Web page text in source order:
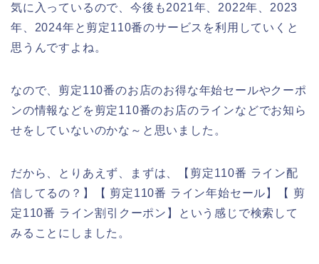
気に入っているので、今後も2021年、2022年、2023
年、2024年と剪定110番のサービスを利用していくと
思うんですよね。
なので、剪定110番のお店のお得な年始セールやクーポ
ンの情報などを剪定110番のお店のラインなどでお知ら
せをしていないのかな～と思いました。
だから、とりあえず、まずは、【剪定110番 ライン配
信してるの？】【 剪定110番 ライン年始セール】【 剪
定110番 ライン割引クーポン】という感じで検索して
みることにしました。